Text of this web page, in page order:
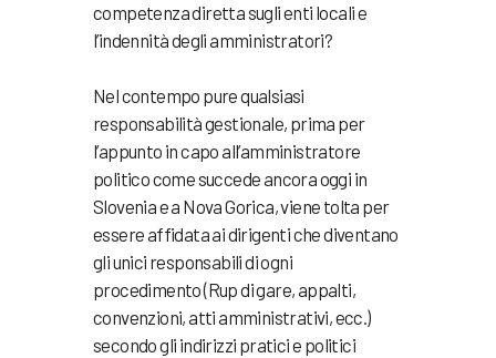
competenza diretta sugli enti locali e
l’indennità degli amministratori?
Nel contempo pure qualsiasi
responsabilità gestionale, prima per
l’appunto in capo all’amministratore
politico come succede ancora oggi in
Slovenia e a Nova Gorica, viene tolta per
essere affidata ai dirigenti che diventano
gli unici responsabili di ogni
procedimento (Rup di gare, appalti,
convenzioni, atti amministrativi, ecc.)
secondo gli indirizzi pratici e politici